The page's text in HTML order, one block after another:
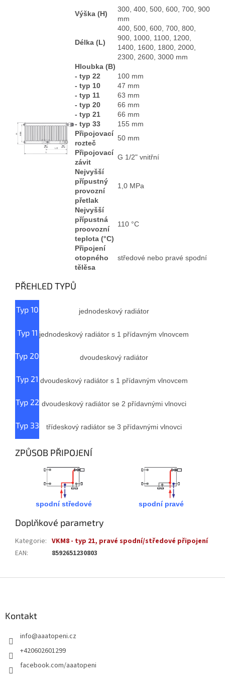
Výška (H)
300, 400, 500, 600, 700, 900
mm
Délka (L)
400, 500, 600, 700, 800,
900, 1000, 1100, 1200,
1400, 1600, 1800, 2000,
2300, 2600, 3000 mm
Hloubka (B)
- typ 22
100 mm
- typ 10
47 mm
- typ 11
63 mm
- typ 20
66 mm
- typ 21
66 mm
- typ 33
155 mm
Připojovací
rozteč
50 mm
Připojovací
závit
G 1/2" vnitřní
Nejvyšší
přípustný
provozní
přetlak
1,0 MPa
Nejvyšší
přípustná
proovozní
teplota (°C)
110 °C
Připojení
otopného
tělěsa
středové nebo pravé spodní
PŘEHLED TYPŮ
Typ 10 jednodeskový radiátor
Typ 11 jednodeskový radiátor s 1 přídavným vlnovcem
Typ 20 dvoudeskový radiátor
Typ 21 dvoudeskový radiátor s 1 přídavným vlnovcem
Typ 22 dvoudeskový radiátor se 2 přídavnými vlnovci
Typ 33 třídeskový radiátor se 3 přídavnými vlnovci
ZPŮSOB PŘIPOJENÍ
spodní středové spodní pravé
Doplňkové parametry
Kategorie: VKM8 - typ 21, pravé spodní/středové připojení
EAN: 8592651230803
Kontakt
info@aaatopeni.cz
+420602601299
facebook.com/aaatopeni